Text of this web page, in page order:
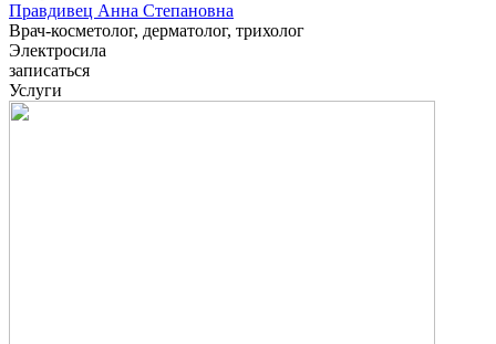
Правдивец Анна Степановна
Врач-косметолог, дерматолог, трихолог
Электросила
записаться
Услуги